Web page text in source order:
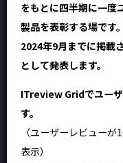
をもとに四半期に一度
製品を表彰する場です。
2024年9月までに掲載
として発表します。
ITreview Gridでユー
す。
（ユーザーレビュー
表示）